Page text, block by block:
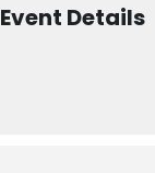
Event Details